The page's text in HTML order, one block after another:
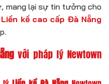
mang lại sự tin tưởng cho
Liền kề cao cấp Đà Nẵng
với pháp lý Newtown